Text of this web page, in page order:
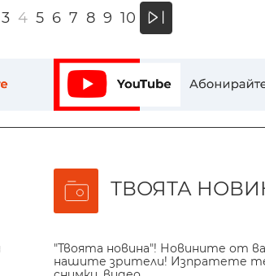
3 4 5 6 7 8 9 10 »
ТВОЯТА
"Твоята новина"! Новините от
нашите зрители! Изпратете